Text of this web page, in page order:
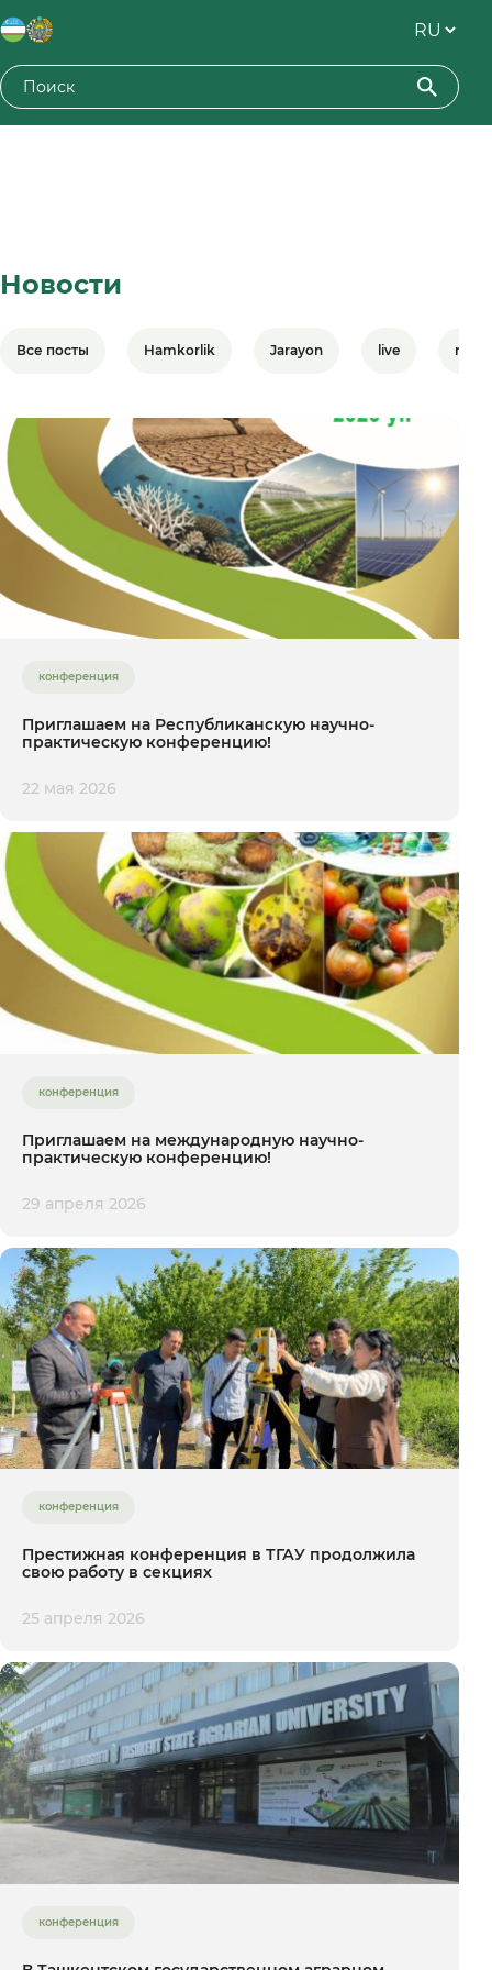
Новости
Все посты Hamkorlik Jarayon live
конференция
Приглашаем на Республиканскую научно-
практическую конференцию!
22 мая 2026
конференция
Приглашаем на международную научно-
практическую конференцию!
29 апреля 2026
конференция
Престижная конференция в ТГАУ продолжила
свою работу в секциях
25 апреля 2026
конференция